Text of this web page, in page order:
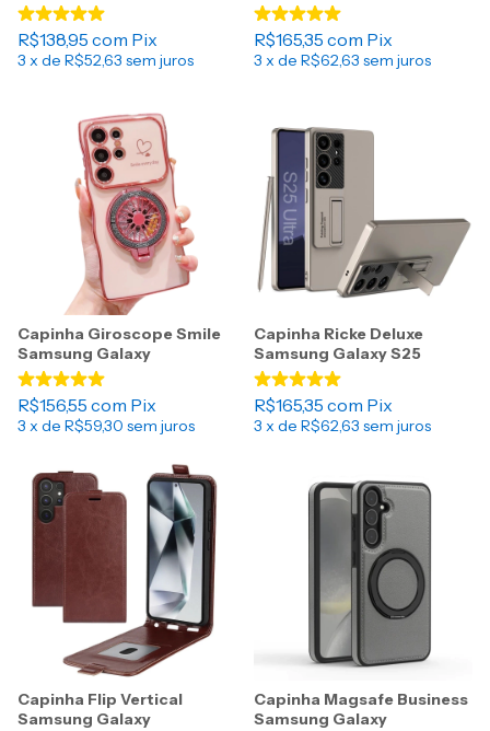
R$138,95 com Pix
3 x de R$52,63 sem juros
R$165,35 com Pix
3 x de R$62,63 sem juros
Capinha Giroscope Smile
Samsung Galaxy
R$156,55 com Pix
3 x de R$59,30 sem juros
Capinha Ricke Deluxe
Samsung Galaxy S25
R$165,35 com Pix
3 x de R$62,63 sem juros
Capinha Flip Vertical
Samsung Galaxy
Capinha Magsafe Business
Samsung Galaxy